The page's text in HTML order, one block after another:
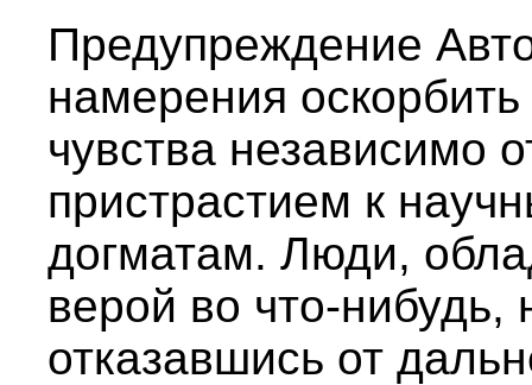
Предупреждение
намерения
чувства независимо
пристрастием к
догматам. Люди,
верой во что-нибудь,
отказавшись от